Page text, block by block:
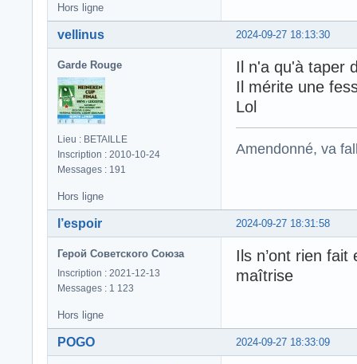
Hors ligne
2024-09-27 18:13:30
vellinus
Garde Rouge
Lieu : BETAILLE
Inscription : 2010-10-24
Messages : 191
Il n'a qu'à taper
Il mérite une
Lol
Amendonné, va
Hors ligne
2024-09-27 18:31:58
l’espoir
Герой Советского Союза
Inscription : 2021-12-13
Messages : 1 123
Ils n’ont rien
maîtrise
Hors ligne
2024-09-27 18:33:09
POGO